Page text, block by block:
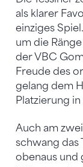
als klarer
einziges
um die
der VBC
Freude des
gelang dem
Platzierung
Auch am
schwang das
obenaus und